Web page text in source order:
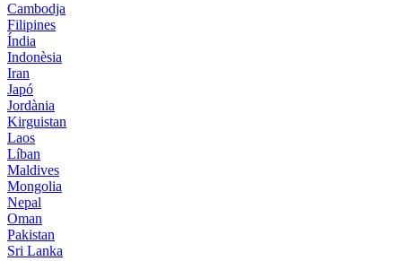
Cambodja
Filipines
Índia
Indonèsia
Iran
Japó
Jordània
Kirguistan
Laos
Líban
Maldives
Mongolia
Nepal
Oman
Pakistan
Sri Lanka